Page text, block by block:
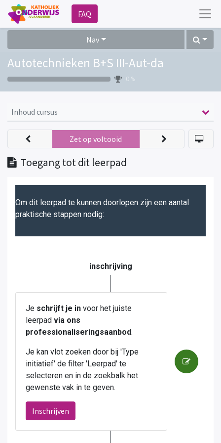
FAQ
Nav
Autotechnieken B+S III-Aut-da
0 %
Inhoud cursus
Toegang tot dit leerpad
Zet op voltooid
Om dit leerpad te kunnen doorlopen zijn een aantal
praktische stappen nodig:
inschrijving
Je schrijft je in voor het juiste
leerpad via ons
professionaliseringsaanbod.
Je kan vlot zoeken door bij 'Type
initiatief' de filter 'Leerpad' te
selecteren en in de zoekbalk het
gewenste vak in te geven.
Inschrijven